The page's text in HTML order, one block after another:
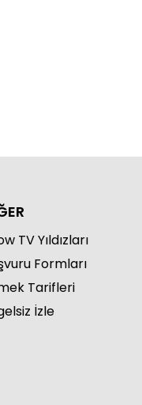
TV Yıldızları
Formları
Tarifleri
İzle